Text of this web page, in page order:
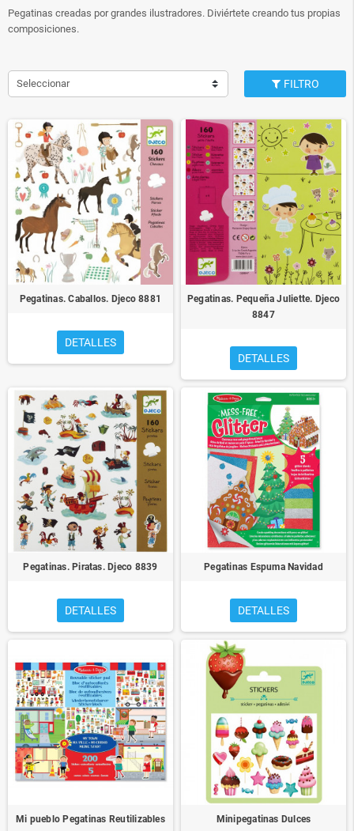
Pegatinas creadas por grandes ilustradores. Diviértete creando tus propias
composiciones.
Seleccionar FILTRO
Pegatinas. Caballos. Djeco 8881
DETALLES
Pegatinas. Pequeña Juliette. Djeco
8847
DETALLES
Pegatinas. Piratas. Djeco 8839
DETALLES
Pegatinas Espuma Navidad
DETALLES
Mi pueblo Pegatinas Reutilizables Minipegatinas Dulces